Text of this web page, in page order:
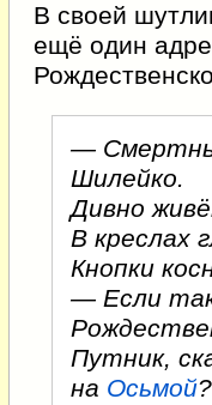
В своей
ещё один
—
Шилейко.
Дивно
В креслах
Кнопки
— Если
Путник,
на Осьмой?